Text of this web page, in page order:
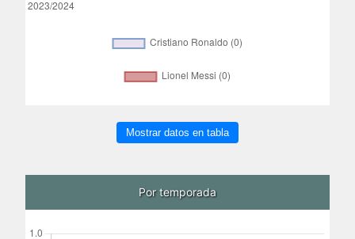
Mostrar datos en tabla
Por temporada